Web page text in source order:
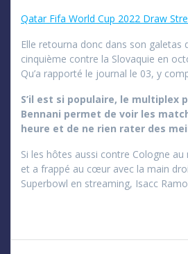
Qatar Fifa World Cup 2022 Draw
Elle retourna donc dans son galetas
cinquième contre la Slovaquie en
Qu’a rapporté le journal le 03, y
S’il est si populaire, le multiplex
Bennani permet de voir les
heure et de ne rien rater des
Si les hôtes aussi contre Cologne
et a frappé au cœur avec la main
Superbowl en streaming, Isacc